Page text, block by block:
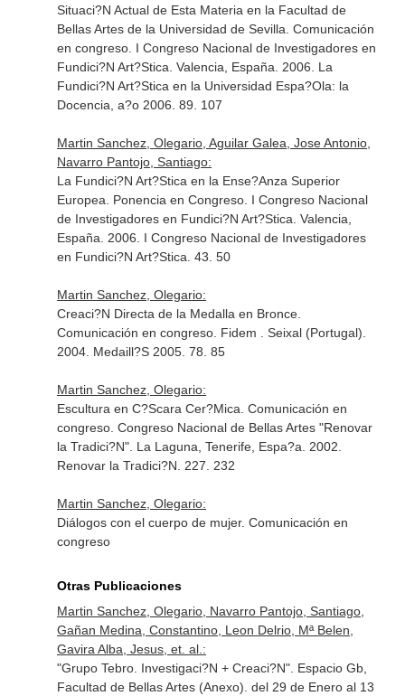
Situaci?N Actual de Esta Materia en la Facultad de
Bellas Artes de la Universidad de Sevilla. Comunicación
en congreso. I Congreso Nacional de Investigadores en
Fundici?N Art?Stica. Valencia, España. 2006. La
Fundici?N Art?Stica en la Universidad Espa?Ola: la
Docencia, a?o 2006. 89. 107
Martin Sanchez, Olegario, Aguilar Galea, Jose Antonio,
Navarro Pantojo, Santiago:
La Fundici?N Art?Stica en la Ense?Anza Superior
Europea. Ponencia en Congreso. I Congreso Nacional
de Investigadores en Fundici?N Art?Stica. Valencia,
España. 2006. I Congreso Nacional de Investigadores
en Fundici?N Art?Stica. 43. 50
Martin Sanchez, Olegario:
Creaci?N Directa de la Medalla en Bronce.
Comunicación en congreso. Fidem . Seixal (Portugal).
2004. Medaill?S 2005. 78. 85
Martin Sanchez, Olegario:
Escultura en C?Scara Cer?Mica. Comunicación en
congreso. Congreso Nacional de Bellas Artes "Renovar
la Tradici?N". La Laguna, Tenerife, Espa?a. 2002.
Renovar la Tradici?N. 227. 232
Martin Sanchez, Olegario:
Diálogos con el cuerpo de mujer. Comunicación en
congreso
Otras Publicaciones
Martin Sanchez, Olegario, Navarro Pantojo, Santiago,
Gañan Medina, Constantino, Leon Delrio, Mª Belen,
Gavira Alba, Jesus, et. al.:
"Grupo Tebro. Investigaci?N + Creaci?N". Espacio Gb,
Facultad de Bellas Artes (Anexo). del 29 de Enero al 13